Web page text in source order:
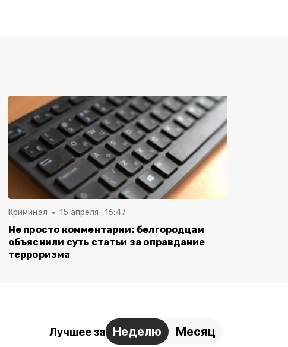
Криминал 15 апреля , 16:47
Не просто комментарии: белгородцам
объяснили суть статьи за оправдание
терроризма
Лучшее за Неделю Месяц